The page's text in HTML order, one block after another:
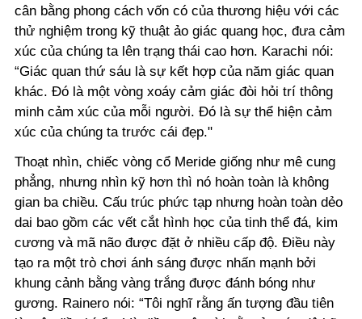
cân bằng phong cách vốn có của thương hiệu với các
thử nghiệm trong kỹ thuật ảo giác quang học, đưa cảm
xúc của chúng ta lên trạng thái cao hơn. Karachi nói:
“Giác quan thứ sáu là sự kết hợp của năm giác quan
khác. Đó là một vòng xoáy cảm giác đòi hỏi trí thông
minh cảm xúc của mỗi người. Đó là sự thể hiện cảm
xúc của chúng ta trước cái đẹp."
Thoạt nhìn, chiếc vòng cổ Meride giống như mê cung
phẳng, nhưng nhìn kỹ hơn thì nó hoàn toàn là không
gian ba chiều. Cấu trúc phức tạp nhưng hoàn toàn dẻo
dai bao gồm các vết cắt hình học của tinh thể đá, kim
cương và mã não được đặt ở nhiều cấp độ. Điều này
tạo ra một trò chơi ánh sáng được nhấn mạnh bởi
khung cảnh bằng vàng trắng được đánh bóng như
gương. Rainero nói: “Tôi nghĩ rằng ấn tượng đầu tiên